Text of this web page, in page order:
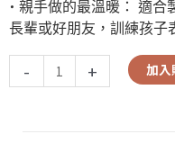
• 親手做的最溫暖： 適合
長輩或好朋友，訓練孩子
- + 加入